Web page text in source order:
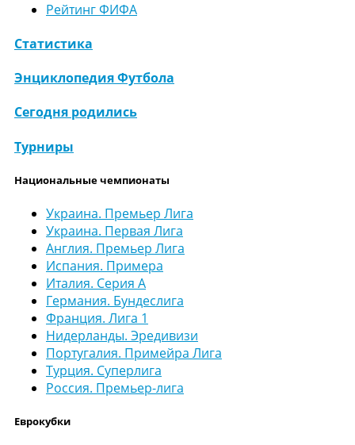
Рейтинг ФИФА
Статистика
Энциклопедия Футбола
Сегодня родились
Турниры
Национальные чемпионаты
Украина. Премьер Лига
Украина. Первая Лига
Англия. Премьер Лига
Испания. Примера
Италия. Серия А
Германия. Бундеслига
Франция. Лига 1
Нидерланды. Эредивизи
Португалия. Примейра Лига
Турция. Суперлига
Россия. Премьер-лига
Еврокубки